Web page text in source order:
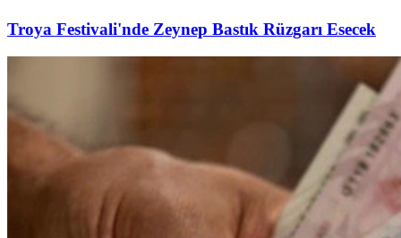
Troya Festivali'nde Zeynep Bastık Rüzgarı Esecek